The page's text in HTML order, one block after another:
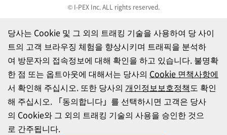
© I-PEX Inc. ALL rights reserved.
당사는 Cookie 및 그 외의 트래킹 기술을 사용하여 당 사이
트의 고객 브라우징 체험을 향상시키며 트래픽을 분석하
여 방문자의 접속정보에 대해 확인을 하고 있습니다. 불명확
한 점 또는 옵트아웃에 대해서는 당사의 Cookie 면책사항에
서 확인해 주십시오. 또한 당사의 개인정보보호정책 도 확인
해 주십시오. 「동의합니다」를 선택하시면 고객은 당사
의 Cookie와 그 외의 트래킹 기술의 사용을 승인한 것으
로 간주됩니다.